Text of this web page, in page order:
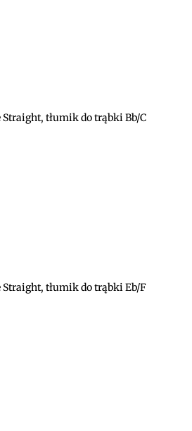
tłumik do trąbki Bb/C
Straight, tłumik do trąbki Eb/F